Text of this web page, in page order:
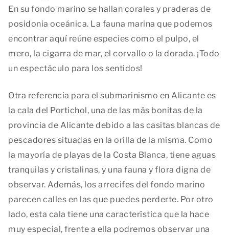
En su fondo marino se hallan corales y praderas de
posidonia oceánica. La fauna marina que podemos
encontrar aquí reúne especies como el pulpo, el
mero, la cigarra de mar, el corvallo o la dorada. ¡Todo
un espectáculo para los sentidos!
Otra referencia para el submarinismo en Alicante es
la cala del Portichol, una de las más bonitas de la
provincia de Alicante debido a las casitas blancas de
pescadores situadas en la orilla de la misma. Como
la mayoría de playas de la Costa Blanca, tiene aguas
tranquilas y cristalinas, y una fauna y flora digna de
observar. Además, los arrecifes del fondo marino
parecen calles en las que puedes perderte. Por otro
lado, esta cala tiene una característica que la hace
muy especial, frente a ella podremos observar una